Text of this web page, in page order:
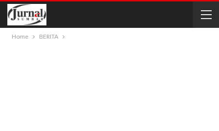
Home BERITA